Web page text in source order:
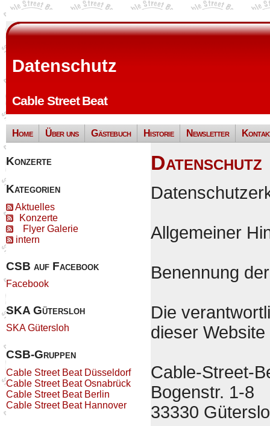
Datenschutz
Cable Street Beat
Home Über uns Gästebuch Historie Newsletter
Konzerte
Kategorien
Aktuelles
Konzerte
Flyer Galerie
intern
CSB auf Facebook
Facebook
SKA Gütersloh
SKA Gütersloh
CSB-Gruppen
Cable Street Beat Düsseldorf
Cable Street Beat Osnabrück
Cable Street Beat Berlin
Cable Street Beat Hannover
Datenschutz
Allgemeiner
Benennung
Die
dieser Website
Cable-Street-
Bogenstr. 1-8
33330